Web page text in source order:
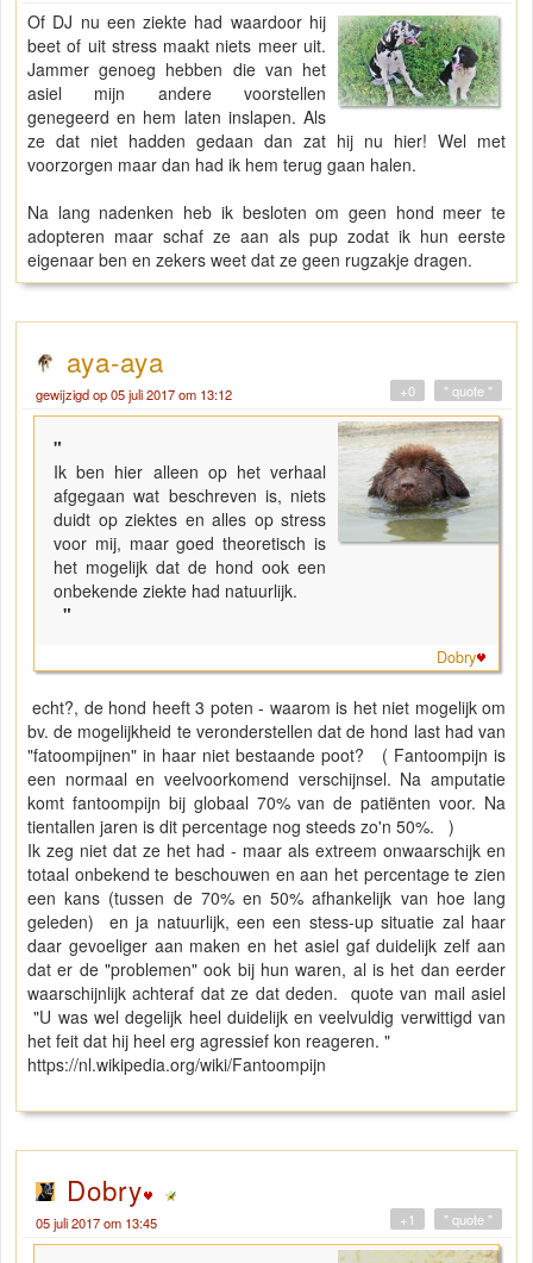
Of DJ nu een ziekte had waardoor hij
beet of uit stress maakt niets meer uit.
Jammer genoeg hebben die van het
asiel mijn andere voorstellen
genegeerd en hem laten inslapen. Als
ze dat niet hadden gedaan dan zat hij nu hier! Wel met
voorzorgen maar dan had ik hem terug gaan halen.
Na lang nadenken heb ik besloten om geen hond meer te
adopteren maar schaf ze aan als pup zodat ik hun eerste
eigenaar ben en zekers weet dat ze geen rugzakje dragen.
aya-aya
gewijzigd op 05 juli 2017 om 13:12 " quote "
+0
"
Ik ben hier alleen op het verhaal
afgegaan wat beschreven is, niets
duidt op ziektes en alles op stress
voor mij, maar goed theoretisch is
het mogelijk dat de hond ook een
onbekende ziekte had natuurlijk.
"
Dobry
echt?, de hond heeft 3 poten - waarom is het niet mogelijk om
bv. de mogelijkheid te veronderstellen dat de hond last had van
"fatoompijnen" in haar niet bestaande poot? ( Fantoompijn is
een normaal en veelvoorkomend verschijnsel. Na amputatie
komt fantoompijn bij globaal 70% van de patiënten voor. Na
tientallen jaren is dit percentage nog steeds zo'n 50%. )
Ik zeg niet dat ze het had - maar als extreem onwaarschijk en
totaal onbekend te beschouwen en aan het percentage te zien
een kans (tussen de 70% en 50% afhankelijk van hoe lang
geleden) en ja natuurlijk, een een stess-up situatie zal haar
daar gevoeliger aan maken en het asiel gaf duidelijk zelf aan
dat er de "problemen" ook bij hun waren, al is het dan eerder
waarschijnlijk achteraf dat ze dat deden. quote van mail asiel
"U was wel degelijk heel duidelijk en veelvuldig verwittigd van
het feit dat hij heel erg agressief kon reageren. "
https://nl.wikipedia.org/wiki/Fantoompijn
Dobry
05 juli 2017 om 13:45 " quote "
+1